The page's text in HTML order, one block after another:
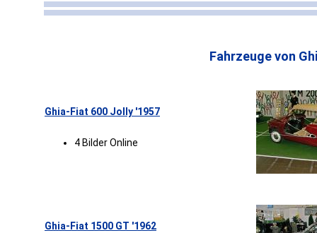
Fahrzeuge von
Ghia-Fiat 600 Jolly '1957
4 Bilder Online
Ghia-Fiat 1500 GT '1962